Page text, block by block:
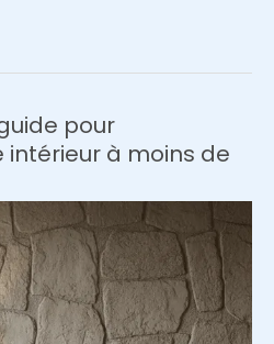
pour
à moins de